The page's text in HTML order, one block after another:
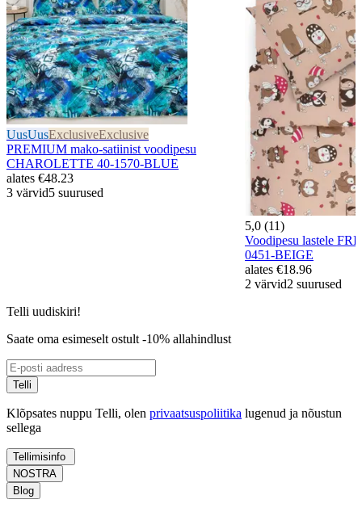
UusUusExclusiveExclusive
PREMIUM mako-satiinist voodipesu
CHAROLETTE 40-1570-BLUE
alates €48.23
3 värvid5 suurused
5,0 (11)
Voodipesu lastele
0451-BEIGE
alates €18.96
2 värvid2 suurused
Telli uudiskiri!
Saate oma esimeselt ostult -10% allahindlust
Telli
Klõpsates nuppu Telli, olen privaatsuspoliitika lugenud ja nõustun
sellega
Tellimisinfo
NOSTRA
Blog